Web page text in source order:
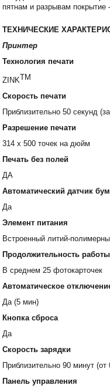
пятнам и разрывам
ТЕХНИЧЕСКИЕ
Принтер
Технология печати
ZINKTM
Скорость печати
Приблизительно 50 секунд
Разрешение печати
314 x 500 точек на дюйм
Печать без полей
ДА
Автоматический датчик
Да
Элемент питания
Встроенный литий-
Продолжительность
В среднем 25 фотокарточек
Автоматическое
Да (5 мин)
Кнопка сброса
Да
Скорость зарядки
Приблизительно 90 минут
Панель управления